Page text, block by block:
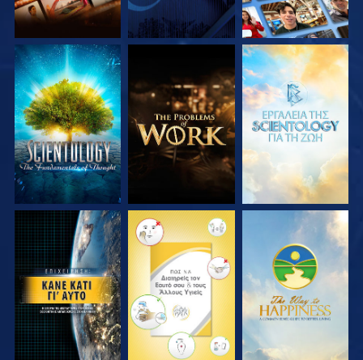
ΕΞΕΡΕΥΝΗΣΤΕ ΤΗ
ΣΕΙΡΑ
ΕΞΕΡΕΥΝΗΣΤΕ ΤΗ
ΣΕΙΡΑ
ΕΞΕΡΕΥΝΗΣΤΕ ΤΗ
ΣΕΙΡΑ
ΠΑΡΑΚΟΛΟΥΘΗΣΤΕ ΠΑΡΑΚΟΛΟΥΘΗΣΤΕ ΠΑΡΑΚΟΛΟΥΘΗΣΤΕ